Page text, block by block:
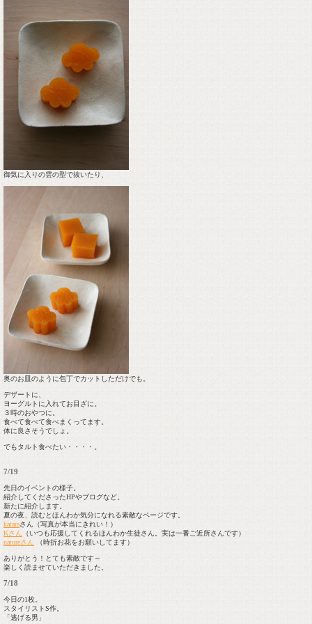
御気に入りの雲の型で抜いたり、
奥のお皿のように包丁でカットしただけでも。
デザートに、
ヨーグルトに入れてお目ざに。
３時のおやつに。
食べて食べて食べまくってます。
体に良さそうでしょ。
でもタルト食べたい・・・・。
7/19
先日のイベントの様子。
紹介してくださったHPやブログなど。
新たに紹介します。
夏の夜、読むとほんわか気分になれる素敵なページです。
kataraさん（写真が本当にきれい！）
Kさん
（いつも応援してくれるほんわか生徒さん。実は一番ご近所さんです）
natureさん （時折お花をお願いしてます）
ありがとう！とても素敵です～
楽しく読ませていただきました。
7/18
今日の1枚。
スタイリストS作。
「逃げる男」